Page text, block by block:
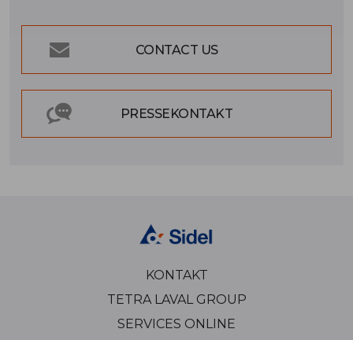
CONTACT US
PRESSEKONTAKT
KONTAKT
TETRA LAVAL GROUP
SERVICES ONLINE